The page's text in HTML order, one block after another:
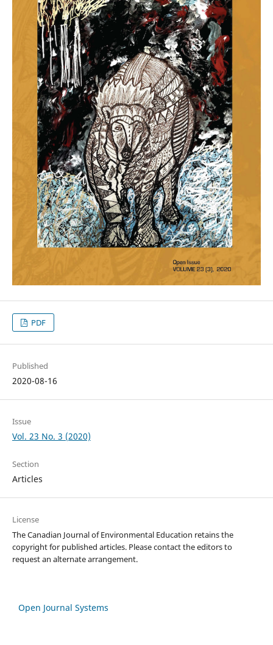
PDF
Published
2020-08-16
Issue
Vol. 23 No. 3 (2020)
Section
Articles
License
The Canadian Journal of Environmental Education retains the
copyright for published articles. Please contact the editors to
request an alternate arrangement.
Open Journal Systems